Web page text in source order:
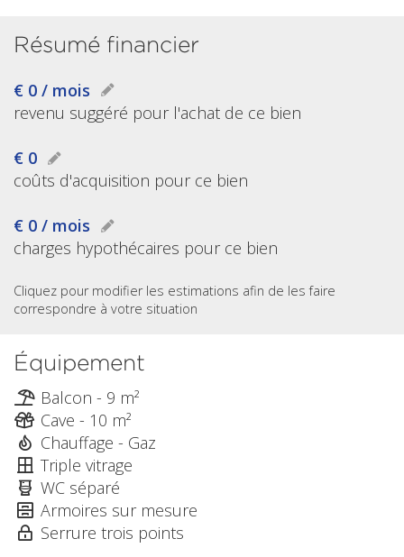
Résumé financier
€ 0 / mois
revenu suggéré pour l'achat de ce bien
€ 0
coûts d'acquisition pour ce bien
€ 0 / mois
charges hypothécaires pour ce bien
Cliquez pour modifier les estimations afin de les faire
correspondre à votre situation
Équipement
Balcon - 9 m²
Cave - 10 m²
Chauffage - Gaz
Triple vitrage
WC séparé
Armoires sur mesure
Serrure trois points